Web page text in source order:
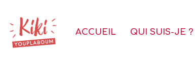
Aller
au
ACCUEIL QUI SUIS-JE ?